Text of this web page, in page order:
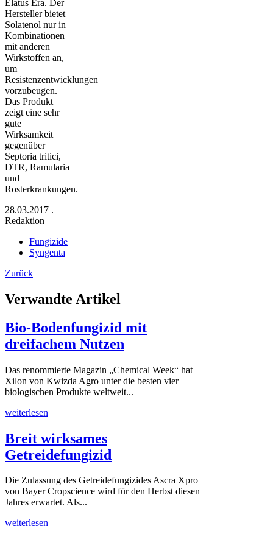
Elatus Era. Der
Hersteller bietet
Solatenol nur in
Kombinationen
mit anderen
Wirkstoffen an,
um
Resistenzentwicklungen
vorzubeugen.
Das Produkt
zeigt eine sehr
gute
Wirksamkeit
gegenüber
Septoria tritici,
DTR, Ramularia
und
Rosterkrankungen.
28.03.2017 .
Redaktion
Fungizide
Syngenta
Zurück
Verwandte Artikel
Bio-Bodenfungizid mit
dreifachem Nutzen
Das renommierte Magazin „Chemical Week“ hat
Xilon von Kwizda Agro unter die besten vier
biologischen Produkte weltweit...
weiterlesen
Breit wirksames
Getreidefungizid
Die Zulassung des Getreidefungizides Ascra Xpro
von Bayer Cropscience wird für den Herbst diesen
Jahres erwartet. Als...
weiterlesen